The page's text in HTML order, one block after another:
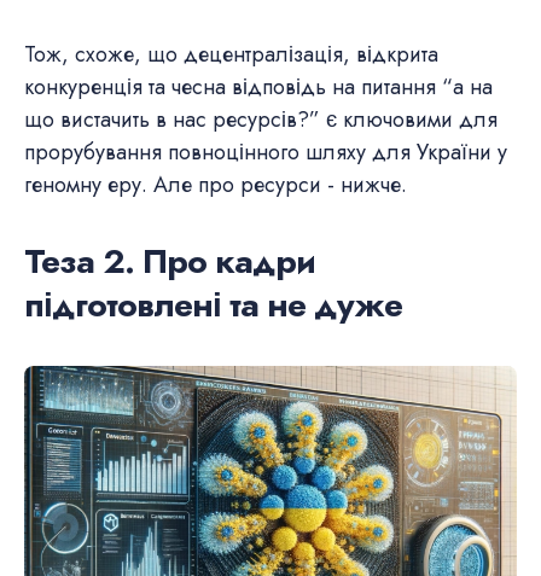
Тож, схоже, що децентралізація, відкрита
конкуренція та чесна відповідь на питання “а на
що вистачить в нас ресурсів?” є ключовими для
прорубування повноцінного шляху для України у
геномну еру. Але про ресурси - нижче.
Теза 2. Про кадри
підготовлені та не дуже